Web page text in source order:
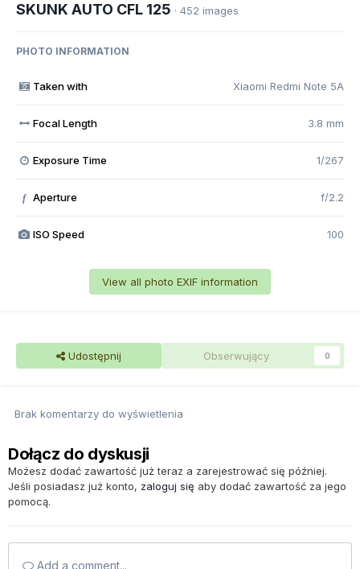
SKUNK AUTO CFL 125 · 452 images
PHOTO INFORMATION
Taken with Xiaomi Redmi Note 5A
Focal Length 3.8 mm
Exposure Time 1/267
f Aperture f/2.2
ISO Speed 100
View all photo EXIF information
Udostępnij Obserwujący 0
Brak komentarzy do wyświetlenia
Dołącz do dyskusji
Możesz dodać zawartość już teraz a zarejestrować się później.
Jeśli posiadasz już konto, zaloguj się aby dodać zawartość za jego
pomocą.
Add a comment...